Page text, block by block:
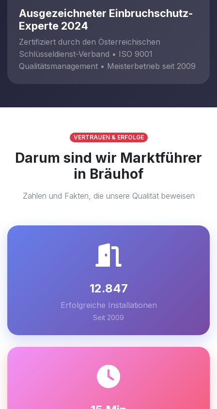
Ausgezeichneter Einbruchschutz-
Experte 2024
Zertifiziert durch den Österreichischen
Schlüsseldienst-Verband • ISO 9001
Qualitätsmanagement • Meisterbetrieb seit 2009
VERTRAUEN & ERFOLGE
Darum sind wir Marktführer
in Bräuhof
Zahlen und Fakten, die unsere Qualität beweisen
12.847
Erfolgreiche Installationen
Seit 2009